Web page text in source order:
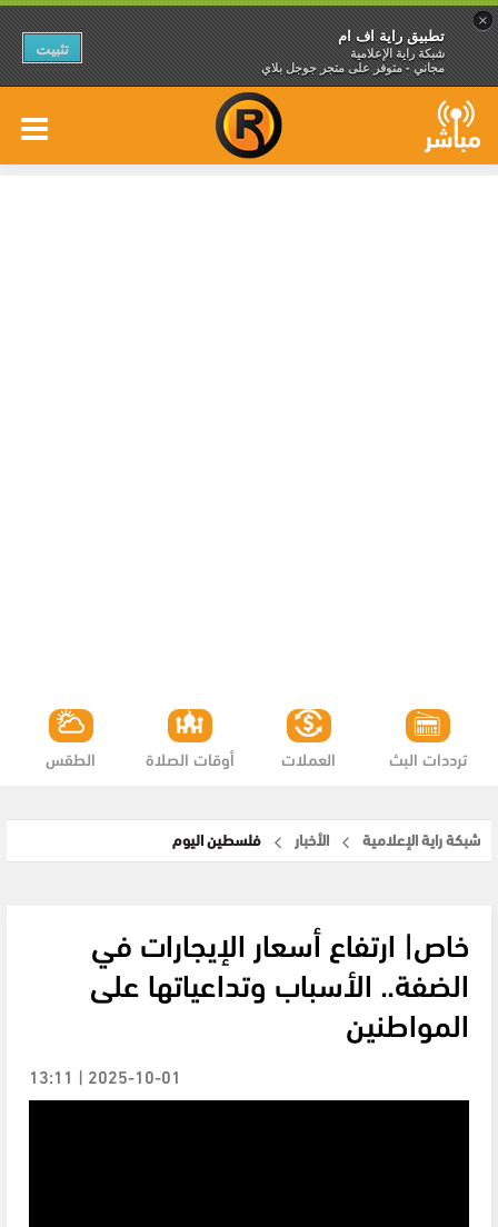
×
تطبيق راية اف ام
شبكة راية الإعلامية
مجاني - متوفر على متجر جوجل بلاي
تثبيت
الطقس أوقات الصلاة العملات ترددات البث
شبكة راية الإعلامية الأخبار فلسطين اليوم
خاص| ارتفاع أسعار الإيجارات في
الضفة.. الأسباب وتداعياتها على
المواطنين
2025-10-01 | 13:11